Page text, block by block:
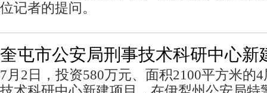
位记者的提问。
奎屯市公安局刑事技术科研中心新
7月2日，投资580万元、面积2100平方米的